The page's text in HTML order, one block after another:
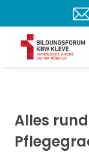
Alles